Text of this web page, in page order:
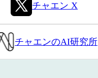
チャエン X
チャエンのAI研究所